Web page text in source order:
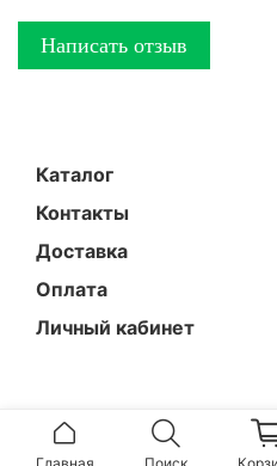
Написать отзыв
Каталог
Контакты
Доставка
Оплата
Личный кабинет